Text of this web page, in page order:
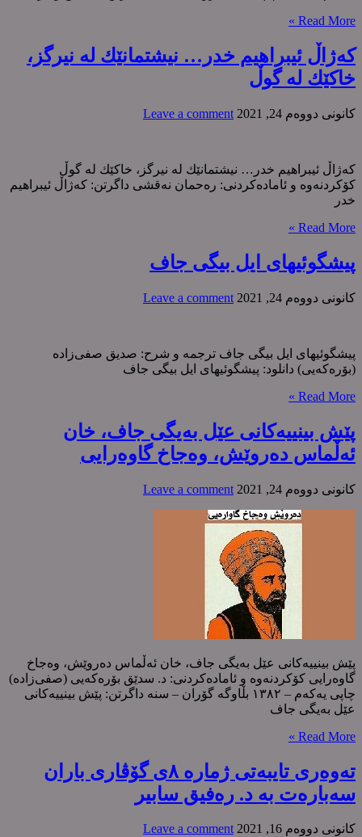
Read More »
کەژاڵ ئیبراهیم خدر… نیشتمانێك لە نیرگز،
خاکێك لە گوڵ
كانونی دووه‌م 24, 2021 Leave a comment
کەژاڵ ئیبراهیم خدر… نیشتمانێك لە نیرگز، خاکێك لە گوڵ
کۆکردنەوە و ئامادەکردنی: رەحمان نەقشی داگرتن: کەژاڵ ئیبراهیم
خدر
Read More »
پیشگوئیهای ایل بیگی جاف
كانونی دووه‌م 24, 2021 Leave a comment
پیشگوئیهای ایل بیگی جاف ترجمە و شرح: صدیق صفی‌زادە
(بۆرەکەیی) دانلود: پیشگوئیهای ایل بیگی جاف
Read More »
پێش بینییەکانی عێل بەیگی جاف، خان
ئەڵماس دەروێش، وەجاخ گاوەرایی
كانونی دووه‌م 24, 2021 Leave a comment
پێش بینییەکانی عێل بەیگی جاف، خان ئەڵماس دەروێش، وەجاخ
گاوەرایی کۆکردنەوە و ئامادەکردنی: د. سدێق بۆرەکەیی (صفی‌زادە)
چاپی یەکەم – ١٣٨٢ بڵاوگە گۆران – سنە داگرتن: پێش بینییەکانی
عێل بەیگی جاف
Read More »
تەوەری تایبەتی ژمارە ٨ی گۆڤاری باران
سەبارەت بە د. رەفیق سابیر
كانونی دووه‌م 16, 2021 Leave a comment